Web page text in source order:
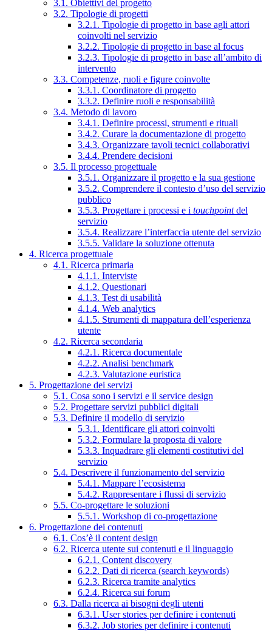
3.1. Obiettivi del progetto
3.2. Tipologie di progetti
3.2.1. Tipologie di progetto in base agli attori
coinvolti nel servizio
3.2.2. Tipologie di progetto in base al focus
3.2.3. Tipologie di progetto in base all’ambito di
intervento
3.3. Competenze, ruoli e figure coinvolte
3.3.1. Coordinatore di progetto
3.3.2. Definire ruoli e responsabilità
3.4. Metodo di lavoro
3.4.1. Definire processi, strumenti e rituali
3.4.2. Curare la documentazione di progetto
3.4.3. Organizzare tavoli tecnici collaborativi
3.4.4. Prendere decisioni
3.5. Il processo progettuale
3.5.1. Organizzare il progetto e la sua gestione
3.5.2. Comprendere il contesto d’uso del servizio
pubblico
3.5.3. Progettare i processi e i touchpointdel
servizio
3.5.4. Realizzare l’interfaccia utente del servizio
3.5.5. Validare la soluzione ottenuta
4. Ricerca progettuale
4.1. Ricerca primaria
4.1.1. Interviste
4.1.2. Questionari
4.1.3. Test di usabilità
4.1.4. Web analytics
4.1.5. Strumenti di mappatura dell’esperienza
utente
4.2. Ricerca secondaria
4.2.1. Ricerca documentale
4.2.2. Analisi benchmark
4.2.3. Valutazione euristica
5. Progettazione dei servizi
5.1. Cosa sono i servizi e il service design
5.2. Progettare servizi pubblici digitali
5.3. Definire il modello di servizio
5.3.1. Identificare gli attori coinvolti
5.3.2. Formulare la proposta di valore
5.3.3. Inquadrare gli elementi costitutivi del
servizio
5.4. Descrivere il funzionamento del servizio
5.4.1. Mappare l’ecosistema
5.4.2. Rappresentare i flussi di servizio
5.5. Co-progettare le soluzioni
5.5.1. Workshop di co-progettazione
6. Progettazione dei contenuti
6.1. Cos’è il content design
6.2. Ricerca utente sui contenuti e il linguaggio
6.2.1. Content discovery
6.2.2. Dati di ricerca (search keywords)
6.2.3. Ricerca tramite analytics
6.2.4. Ricerca sui forum
6.3. Dalla ricerca ai bisogni degli utenti
6.3.1. User stories per definire i contenuti
6.3.2. Job stories per definire i contenuti